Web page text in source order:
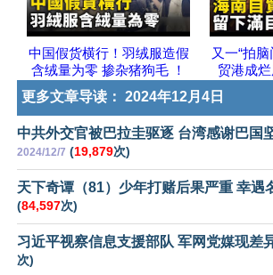
中国假货横行！羽绒服造假
含绒量为零 掺杂猪狗毛 ！
又一“拍
贸港成
更多文章导读： 2024年12月4日
中共外交官被巴拉圭驱逐 台湾感谢巴国
2024/12/7 (19,879次)
天下奇谭（81）少年打赌后果严重 幸遇
(84,597次)
习近平视察信息支援部队 军网党媒现差
次)